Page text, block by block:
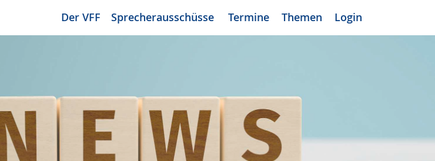
Der VFF Sprecherausschüsse Termine Themen Login